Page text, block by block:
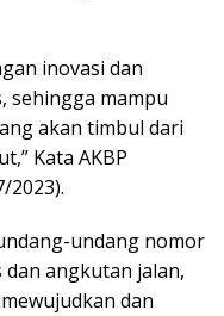
inovasi dan
sehingga mampu
akan timbul dari
Kata AKBP
2023).
undang nomor
angkutan jalan,
dan